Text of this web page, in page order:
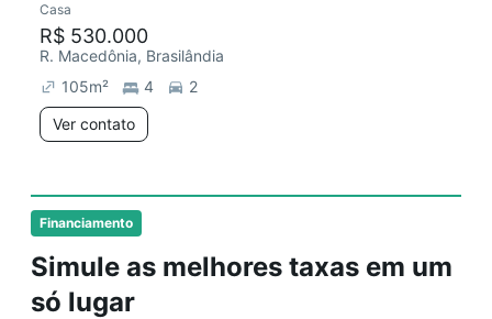
Financiamento
Simule as melhores taxas em um
só lugar
Casa
R$ 530.000
R. Macedônia, Brasilândia
105m² 4
2
Ver contato